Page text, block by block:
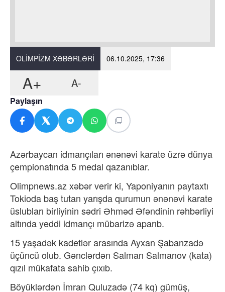
OLIMPIZM XƏBƏRLƏRI 06.10.2025, 17:36
A+ A-
Paylaşın
Azərbaycan idmançıları ənənəvi karate üzrə dünya
çempionatında 5 medal qazanıblar.
Olimpnews.az xəbər verir ki, Yaponiyanın paytaxtı
Tokioda baş tutan yarışda qurumun ənənəvi karate
üslubları birliyinin sədri Əhməd Əfəndinin rəhbərliyi
altında yeddi idmançı mübarizə aparıb.
15 yaşadək kadetlər arasında Ayxan Şabanzadə
üçüncü olub. Gənclərdən Salman Salmanov (kata)
qızıl mükafata sahib çıxıb.
Böyüklərdən İmran Quluzadə (74 kq) gümüş,